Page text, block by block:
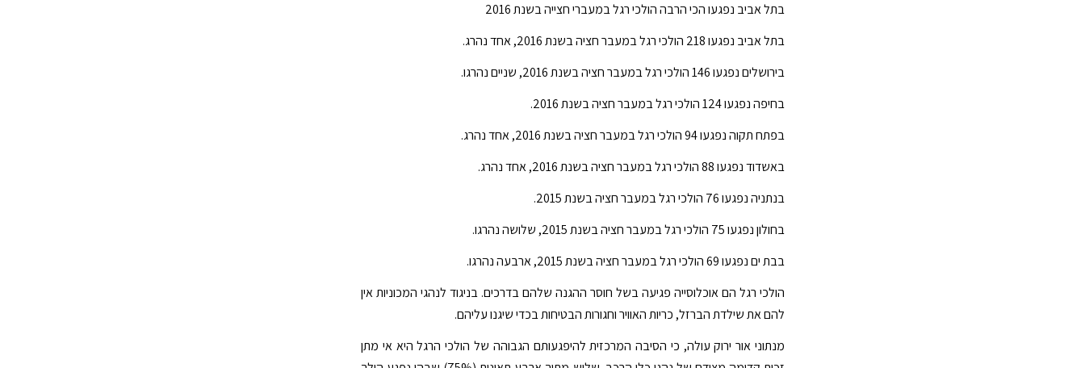
בתל אביב נפגעו הכי הרבה הולכי רגל במעברי חצייה בשנת 2016
בתל אביב נפגעו 218 הולכי רגל במעבר חציה בשנת 2016, אחד נהרג.
בירושלים נפגעו 146 הולכי רגל במעבר חציה בשנת 2016, שניים נהרגו.
בחיפה נפגעו 124 הולכי רגל במעבר חציה בשנת 2016.
בפתח תקוה נפגעו 94 הולכי רגל במעבר חציה בשנת 2016, אחד נהרג.
באשדוד נפגעו 88 הולכי רגל במעבר חציה בשנת 2016, אחד נהרג.
בנתניה נפגעו 76 הולכי רגל במעבר חציה בשנת 2015.
בחולון נפגעו 75 הולכי רגל במעבר חציה בשנת 2015, שלושה נהרגו.
בבת ים נפגעו 69 הולכי רגל במעבר חציה בשנת 2015, ארבעה נהרגו.
הולכי רגל הם אוכלוסייה פגיעה בשל חוסר ההגנה שלהם בדרכים. בניגוד לנהגי המכוניות אין
להם את שילדת הברזל, כריות האוויר וחגורות הבטיחות בכדי שיגנו עליהם.
מנתוני אור ירוק עולה, כי הסיבה המרכזית להיפגעותם הגבוהה של הולכי הרגל היא אי מתן